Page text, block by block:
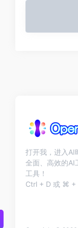
打开我，进入AI
全面、高效的AI
工具！
Ctrl + D 或 ⌘ +